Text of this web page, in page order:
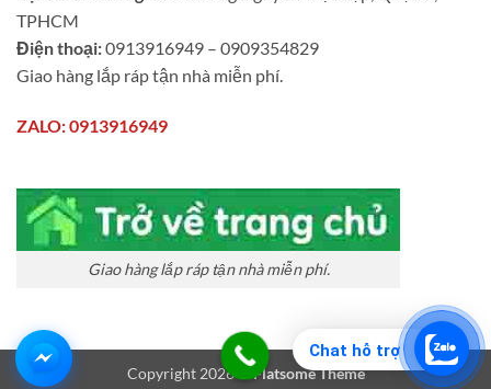
Chat hỗ trợ
TPHCM
Điện thoại:0913916949 – 0909354829
Giao hàng lắp ráp tận nhà miễn phí.
ZALO: 0913916949
Giao hàng lắp ráp tận nhà miễn phí.
Copyright 2026 ©Flatsome Theme